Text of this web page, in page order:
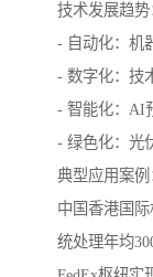
技术发展趋势
- 自动化：机
- 数字化：技
- 智能化：AI
- 绿色化：光
典型应用案例
中国香港国
统处理年均